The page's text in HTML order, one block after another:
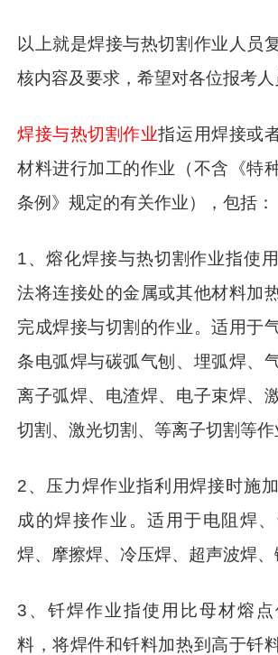
以上就是焊接与热切割作业人员
核内容及要求，希望对各位报考人
焊接与热切割作业指运用焊接或
材料进行加工的作业（不含《特
条例》规定的有关作业），包括：
1、熔化焊接与热切割作业指使
法将连接处的金属或其他材料加
完成焊接与切割的作业。适用于
条电弧焊与碳弧气刨、埋弧焊、
离子弧焊、电渣焊、电子束焊、
切割、激光切割、等离子切割等作
2、压力焊作业指利用焊接时施
成的焊接作业。适用于电阻焊
焊、摩擦焊、冷压焊、超声波焊、
3、钎焊作业指使用比母材熔
料，将焊件和钎料加热到高于钎